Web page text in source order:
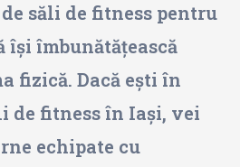
săli de fitness pentru
își îmbunătățească
fizică. Dacă ești în
de fitness în Iași, vei
echipate cu